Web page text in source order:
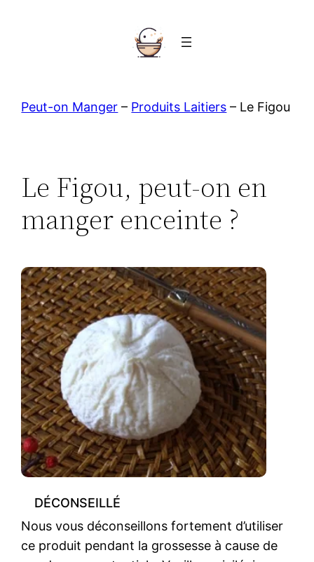
Peut-on Manger – Produits Laitiers – Le Figou
Le Figou, peut-on en
manger enceinte ?
DÉCONSEILLÉ
Nous vous déconseillons fortement d’utiliser
ce produit pendant la grossesse à cause de